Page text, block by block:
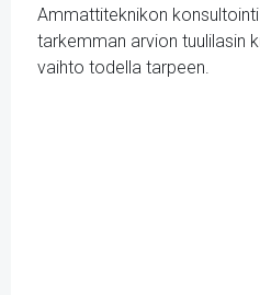
Ammattiteknikon
tarkemman arvion tuulilasin
vaihto todella tarpeen.